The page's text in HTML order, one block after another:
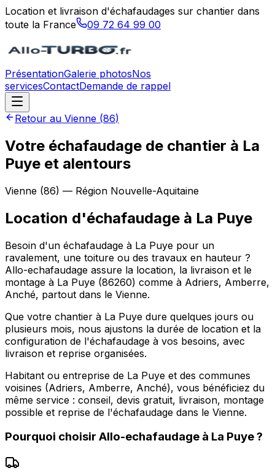
Location et livraison d'échafaudages sur chantier dans
toute la France
09 72 64 99 00
PrésentationGalerie photosNos
servicesContactDemande de rappel
Retour au Vienne (86)
Votre échafaudage de chantier à La
Puye et alentours
Vienne (86) — Région Nouvelle-Aquitaine
Location d'échafaudage à La Puye
Besoin d'un échafaudage à La Puye pour un
ravalement, une toiture ou des travaux en hauteur ?
Allo-echafaudage assure la location, la livraison et le
montage à La Puye (86260) comme à Adriers, Amberre,
Anché, partout dans le Vienne.
Que votre chantier à La Puye dure quelques jours ou
plusieurs mois, nous ajustons la durée de location et la
configuration de l'échafaudage à vos besoins, avec
livraison et reprise organisées.
Habitant ou entreprise de La Puye et des communes
voisines (Adriers, Amberre, Anché), vous bénéficiez du
même service : conseil, devis gratuit, livraison, montage
possible et reprise de l'échafaudage dans le Vienne.
Pourquoi choisir Allo-echafaudage à La Puye?